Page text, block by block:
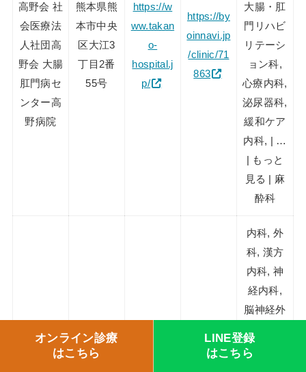
高野会 社
会医療法
人社団高
野会 大腸
肛門病セ
ンター高
野病院
熊本県熊
本市中央
区大江3
丁目2番
55号
https://w
ww.takan
o-
hospital.j
p/
https://by
oinnavi.jp
/clinic/71
863
大腸・肛
門リハビ
リテーシ
ョン科,
心療内科,
泌尿器科,
緩和ケア
内科, | …
| もっと
見る | 麻
酔科
内科, 外
科, 漢方
内科, 神
経内科,
脳神経外
器外科,
オンライン診療
はこちら
LINE登録
はこちら